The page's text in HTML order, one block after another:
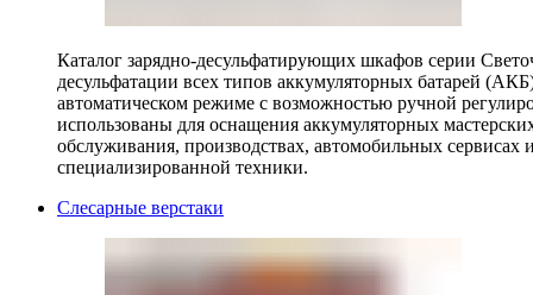
Каталог зарядно-десульфатирующих шкафов серии
десульфатации всех типов аккумуляторных батарей
автоматическом режиме с возможностью ручной
использованы для оснащения аккумуляторных
обслуживания, производствах, автомобильных
специализированной техники.
Слесарные верстаки